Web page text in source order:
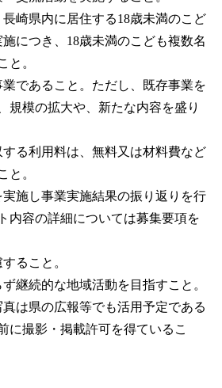
長崎県内に居住する18歳未満のこど
につき、18歳未満のこども複数名
と。
業であること。ただし、既存事業を
規模の拡大や、新たな内容を盛り
する利用料は、無料又は材料費など
と。
実施し事業実施結果の振り返りを行
内容の詳細については募集要項を
ること。
ず継続的な地域活動を目指すこと。
真は県の広報等でも活用予定である
に撮影・掲載許可を得ているこ